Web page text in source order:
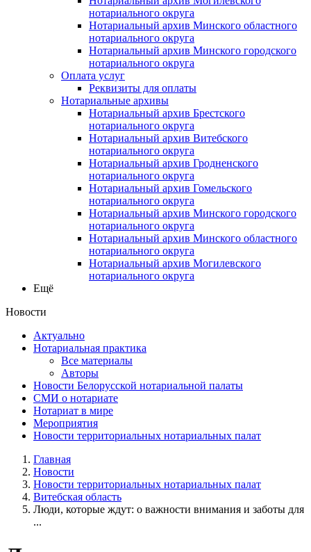
нотариального округа
Нотариальный архив Минского областного
нотариального округа
Нотариальный архив Минского городского
нотариального округа
Оплата услуг
Реквизиты для оплаты
Нотариальные архивы
Нотариальный архив Брестского
нотариального округа
Нотариальный архив Витебского
нотариального округа
Нотариальный архив Гродненского
нотариального округа
Нотариальный архив Гомельского
нотариального округа
Нотариальный архив Минского городского
нотариального округа
Нотариальный архив Минского областного
нотариального округа
Нотариальный архив Могилевского
нотариального округа
Ещё
Новости
Актуально
Нотариальная практика
Все материалы
Авторы
Новости Белорусской нотариальной палаты
СМИ о нотариате
Нотариат в мире
Мероприятия
Новости территориальных нотариальных палат
Главная
Новости
Новости территориальных нотариальных палат
Витебская область
Люди, которые ждут: о важности внимания и заботы для
...